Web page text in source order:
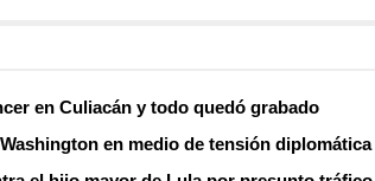
en Culiacán y todo quedó grabado
en medio de tensión diplomática